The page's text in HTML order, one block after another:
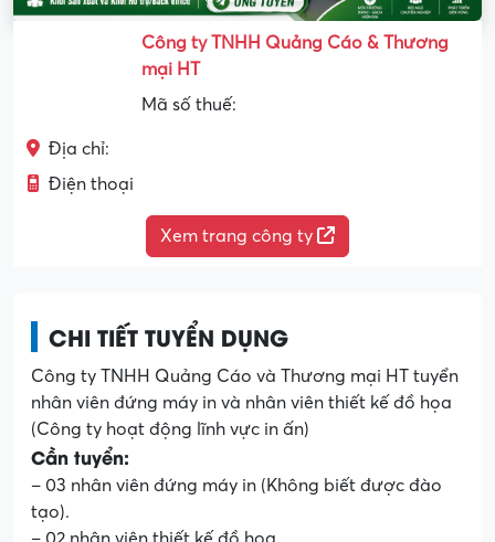
Công ty TNHH Quảng Cáo & Thương
mại HT
Mã số thuế:
Địa chỉ:
Điện thoại
Xem trang công ty
CHI TIẾT TUYỂN DỤNG
Công ty TNHH Quảng Cáo và Thương mại HT tuyển
nhân viên đứng máy in và nhân viên thiết kế đồ họa
(Công ty hoạt động lĩnh vực in ấn)
Cần tuyển:
– 03 nhân viên đứng máy in (Không biết được đào
tạo).